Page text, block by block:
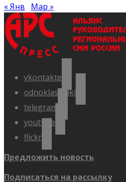
« Янв
Мар »
vkontakte
odnoklassniki
telegram
youtube
flickr
Предложить новость
Подписаться на рассылку